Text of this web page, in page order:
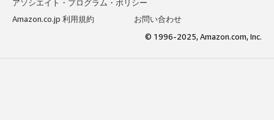
アソシエイト・プログラム・ポリシー
Amazon.co.jp 利用規約
お問い合わせ
© 1996-2025, Amazon.com, Inc.